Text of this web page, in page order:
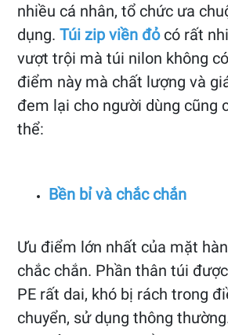
nhiều cá nhân, tổ chức ưa
dụng.Túi zip viền đỏcó rất
vượt trội mà túi nilon không
điểm này mà chất lượng và
đem lại cho người dùng cũng
thể:
Bền bỉ và chắc chắn
Ưu điểm lớn nhất của mặt
chắc chắn. Phần thân túi
PE rất dai, khó bị rách trong
chuyển, sử dụng thông